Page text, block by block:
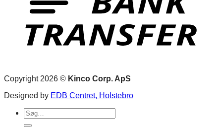
Copyright 2026 © Kinco Corp. ApS
Designed by EDB Centret, Holstebro
Søg
efter: